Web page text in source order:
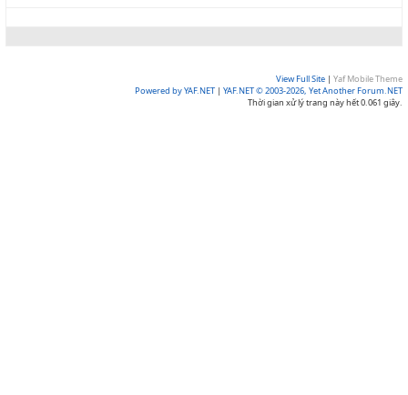
View Full Site | Yaf Mobile Theme
Powered by YAF.NET | YAF.NET © 2003-2026, Yet Another Forum.NET
Thời gian xử lý trang này hết 0.061 giây.